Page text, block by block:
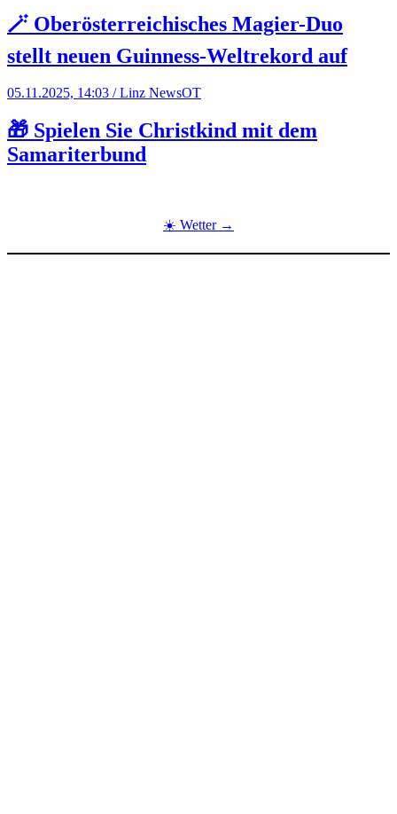
🪄 Oberösterreichisches Magier-Duo
stellt neuen Guinness-Weltrekord auf
05.11.2025, 14:03 / Linz NewsOT
🎁 Spielen Sie Christkind mit dem
Samariterbund
☀️ Wetter →